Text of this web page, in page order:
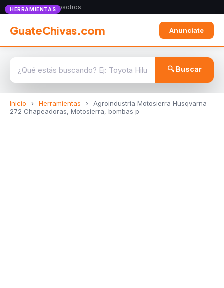
Anunciate con nosotros
GuateChivas.com Anunciate
🔍 Buscar
Inicio › Herramientas ›
Agroindustria Motosierra Husqvarna
272 Chapeadoras, Motosierra, bombas p
HERRAMIENTAS